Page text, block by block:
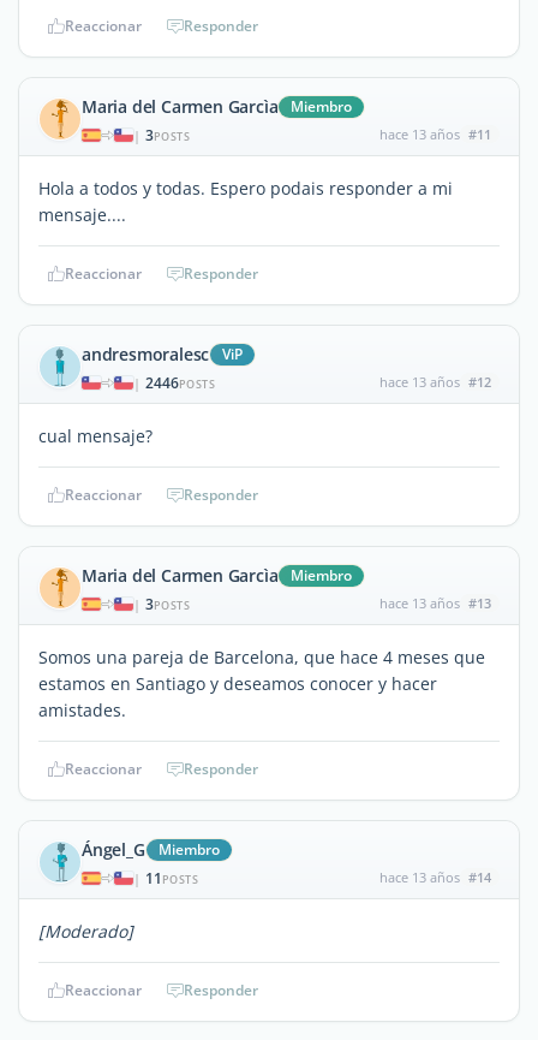
Reaccionar Responder
Maria del Carmen Garcìa Miembro
| 3POSTS hace 13 años #11
Hola a todos y todas. Espero podais responder a mi
mensaje....
Reaccionar Responder
andresmoralesc ViP
| 2446POSTS hace 13 años #12
cual mensaje?
Reaccionar Responder
Maria del Carmen Garcìa Miembro
| 3POSTS hace 13 años #13
Somos una pareja de Barcelona, que hace 4 meses que
estamos en Santiago y deseamos conocer y hacer
amistades.
Reaccionar Responder
Ángel_G Miembro
| 11 POSTS hace 13 años #14
[Moderado]
Reaccionar Responder